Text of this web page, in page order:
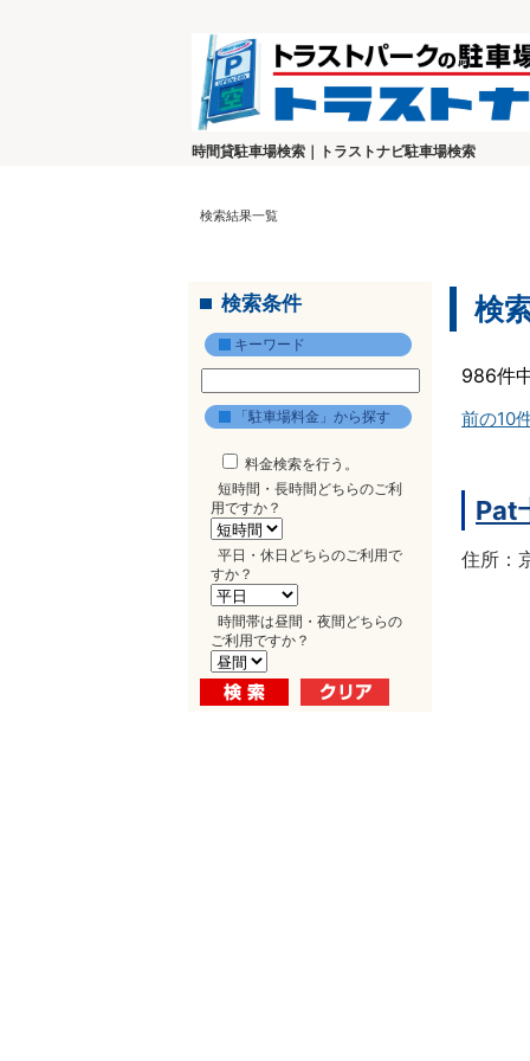
時間貸駐車場検索｜トラストナビ駐車場検索
検索結果一覧
検索条件
キーワード
「駐車場料金」から探す
料金検索を行う。
短時間・長時間どちらのご利
用ですか？
平日・休日どちらのご利用で
すか？
時間帯は昼間・夜間どちらの
ご利用ですか？
検
986件
前の10
Pat
住所：